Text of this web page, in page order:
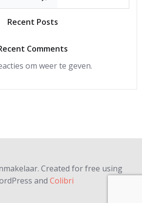
Recent Posts
Comments
om weer te geven.
Created for free using
and Colibri